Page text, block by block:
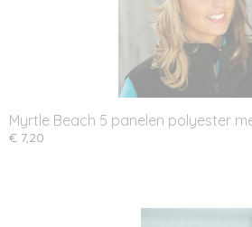
Myrtle Beach 5 panelen polyester
€ 7,20